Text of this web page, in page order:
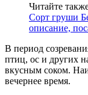
Читайте
Сорт груши
описание,
В период
птиц, ос и других
вкусным соком.
вечернее время.